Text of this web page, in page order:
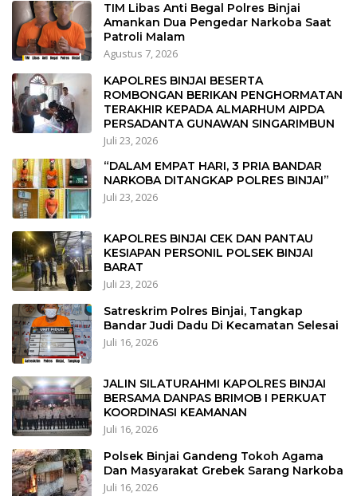
TIM Libas Anti Begal Polres Binjai
Amankan Dua Pengedar Narkoba Saat
Patroli Malam
Agustus 7, 2026
KAPOLRES BINJAI BESERTA
ROMBONGAN BERIKAN PENGHORMATAN
TERAKHIR KEPADA ALMARHUM AIPDA
PERSADANTA GUNAWAN SINGARIMBUN
Juli 23, 2026
“DALAM EMPAT HARI, 3 PRIA BANDAR
NARKOBA DITANGKAP POLRES BINJAI”
Juli 23, 2026
KAPOLRES BINJAI CEK DAN PANTAU
KESIAPAN PERSONIL POLSEK BINJAI
BARAT
Juli 23, 2026
Satreskrim Polres Binjai, Tangkap
Bandar Judi Dadu Di Kecamatan Selesai
Juli 16, 2026
JALIN SILATURAHMI KAPOLRES BINJAI
BERSAMA DANPAS BRIMOB I PERKUAT
KOORDINASI KEAMANAN
Juli 16, 2026
Polsek Binjai Gandeng Tokoh Agama
Dan Masyarakat Grebek Sarang Narkoba
Juli 16, 2026